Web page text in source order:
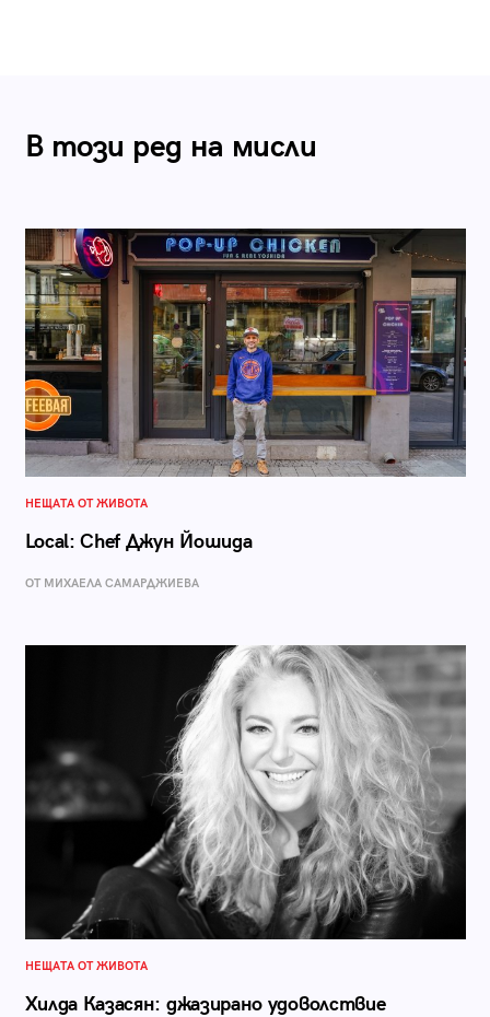
В този ред на мисли
НЕЩАТА ОТ ЖИВОТА
Local: Chef Джун Йошида
ОТ МИХАЕЛА САМАРДЖИЕВА
НЕЩАТА ОТ ЖИВОТА
Хилда Казасян: джазирано удоволствие